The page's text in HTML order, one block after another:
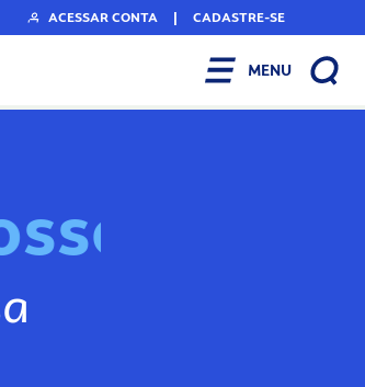
ACESSAR CONTA | CADASTRE-SE
MENU
sso